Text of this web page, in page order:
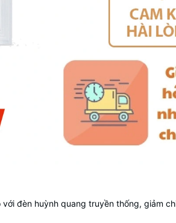
đèn huỳnh quang truyền thống, giảm